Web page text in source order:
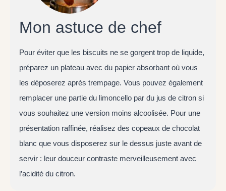
Mon astuce de chef
Pour éviter que les biscuits ne se gorgent trop de liquide,
préparez un plateau avec du papier absorbant où vous
les déposerez après trempage. Vous pouvez également
remplacer une partie du limoncello par du jus de citron si
vous souhaitez une version moins alcoolisée. Pour une
présentation raffinée, réalisez des copeaux de chocolat
blanc que vous disposerez sur le dessus juste avant de
servir : leur douceur contraste merveilleusement avec
l’acidité du citron.